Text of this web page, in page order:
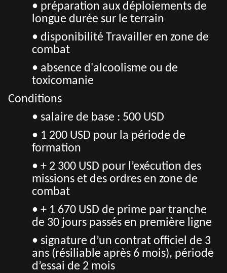
• préparation aux déploiements de
longue durée sur le terrain
• disponibilité Travailler en zone de
combat
• absence d'alcoolisme ou de
toxicomanie
Conditions
• salaire de base : 500 USD
• 1 200 USD pour la période de
formation
• + 2 300 USD pour l’exécution des
missions et des ordres en zone de
combat
• + 1 670 USD de prime par tranche
de 30 jours passés en première ligne
• signature d’un contrat officiel de 3
ans (résiliable après 6 mois), période
d’essai de 2 mois